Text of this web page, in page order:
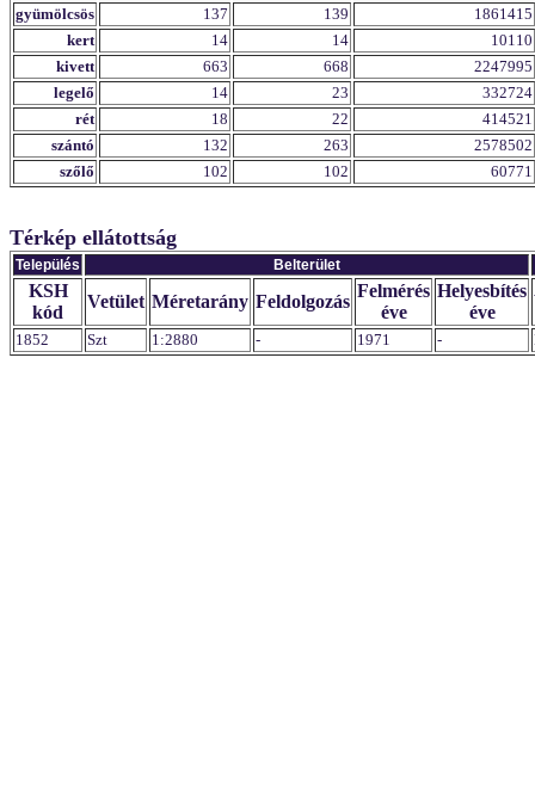
gyümölcsös
137 139
1861415
kert
14 14
10110
kivett
663 668
2247995
legelő
14 23
332724
rét
18 22
414521
szántó
132 263
2578502
szőlő
102 102 60771
Térkép ellátottság
Település Belterület
KSH
kód
Vetület Méretarány Feldolgozás
Felmérés
éve
Helyesbítés
éve
1852 Szt 1:2880 - 1971 -